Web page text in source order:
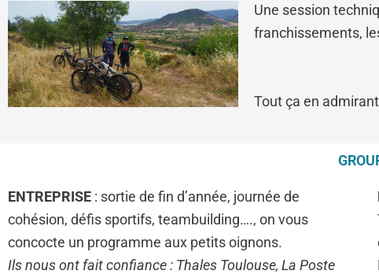
Une session
franchissements,
Tout ça en
ENTREPRISE : sortie de fin d’année, journée de
cohésion, défis sportifs, teambuilding…., on vous
concocte un programme aux petits oignons.
Ils nous ont fait confiance : Thales Toulouse, La Poste